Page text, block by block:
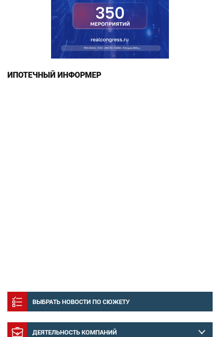
ИПОТЕЧНЫЙ ИНФОРМЕР
ВЫБРАТЬ НОВОСТИ ПО СЮЖЕТУ
ДЕЯТЕЛЬНОСТЬ КОМПАНИЙ